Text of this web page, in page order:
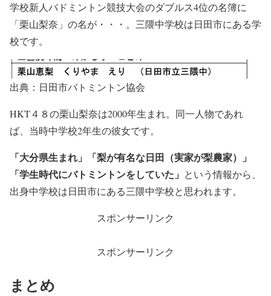
学校新人バドミントン競技大会のダブルス4位の名簿に
「栗山梨奈」の名が・・・。三隈中学校は日田市にある学
校です。
出典：日田市バトミントン協会
HKT４８の栗山梨奈は2000年生まれ。同一人物であれ
ば、当時中学校2年生の彼女です。
「大分県生まれ」「梨が有名な日田（実家が梨農家）」
「学生時代にバトミントンをしていた」 という情報から、
出身中学校は日田市にある三隈中学校と思われます。
スポンサーリンク
スポンサーリンク
まとめ